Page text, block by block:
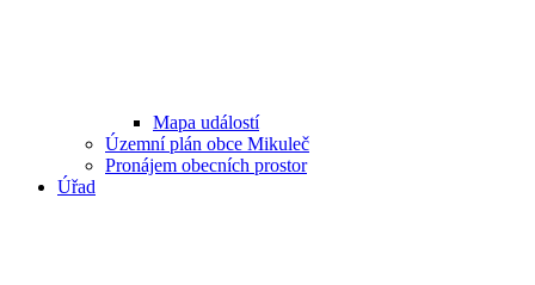
Mapa událostí
Územní plán obce Mikuleč
Pronájem obecních prostor
Úřad